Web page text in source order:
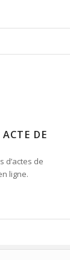
DE
d’actes de
ligne.